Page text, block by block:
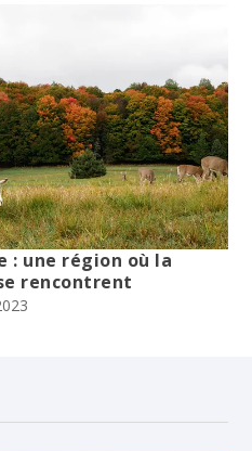
: une région où la
rencontrent